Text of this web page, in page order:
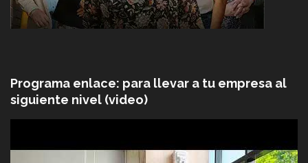
Programa enlace: para llevar a tu empresa al
siguiente nivel (video)